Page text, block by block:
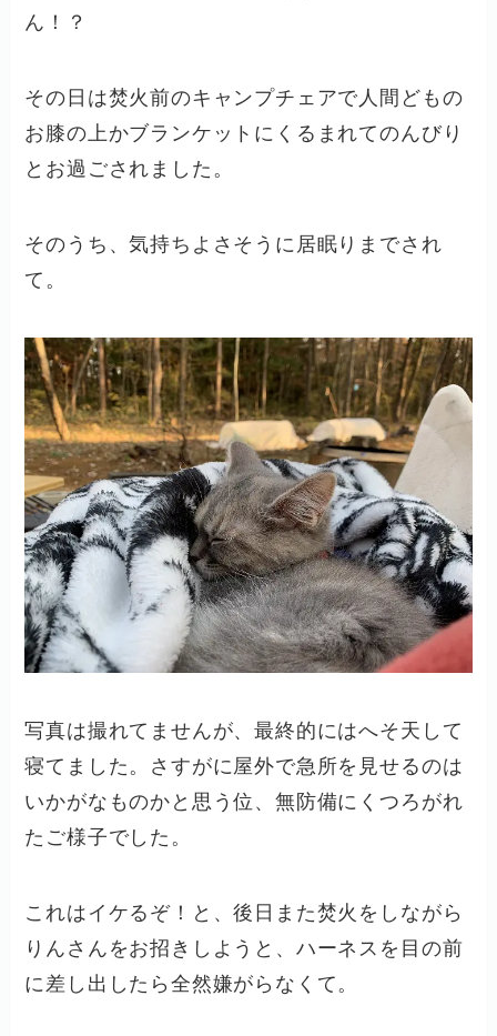
ん！？
その日は焚火前のキャンプチェアで人間どもの
お膝の上かブランケットにくるまれてのんびり
とお過ごされました。
そのうち、気持ちよさそうに居眠りまでされ
て。
写真は撮れてませんが、最終的にはへそ天して
寝てました。さすがに屋外で急所を見せるのは
いかがなものかと思う位、無防備にくつろがれ
たご様子でした。
これはイケるぞ！と、後日また焚火をしながら
りんさんをお招きしようと、ハーネスを目の前
に差し出したら全然嫌がらなくて。